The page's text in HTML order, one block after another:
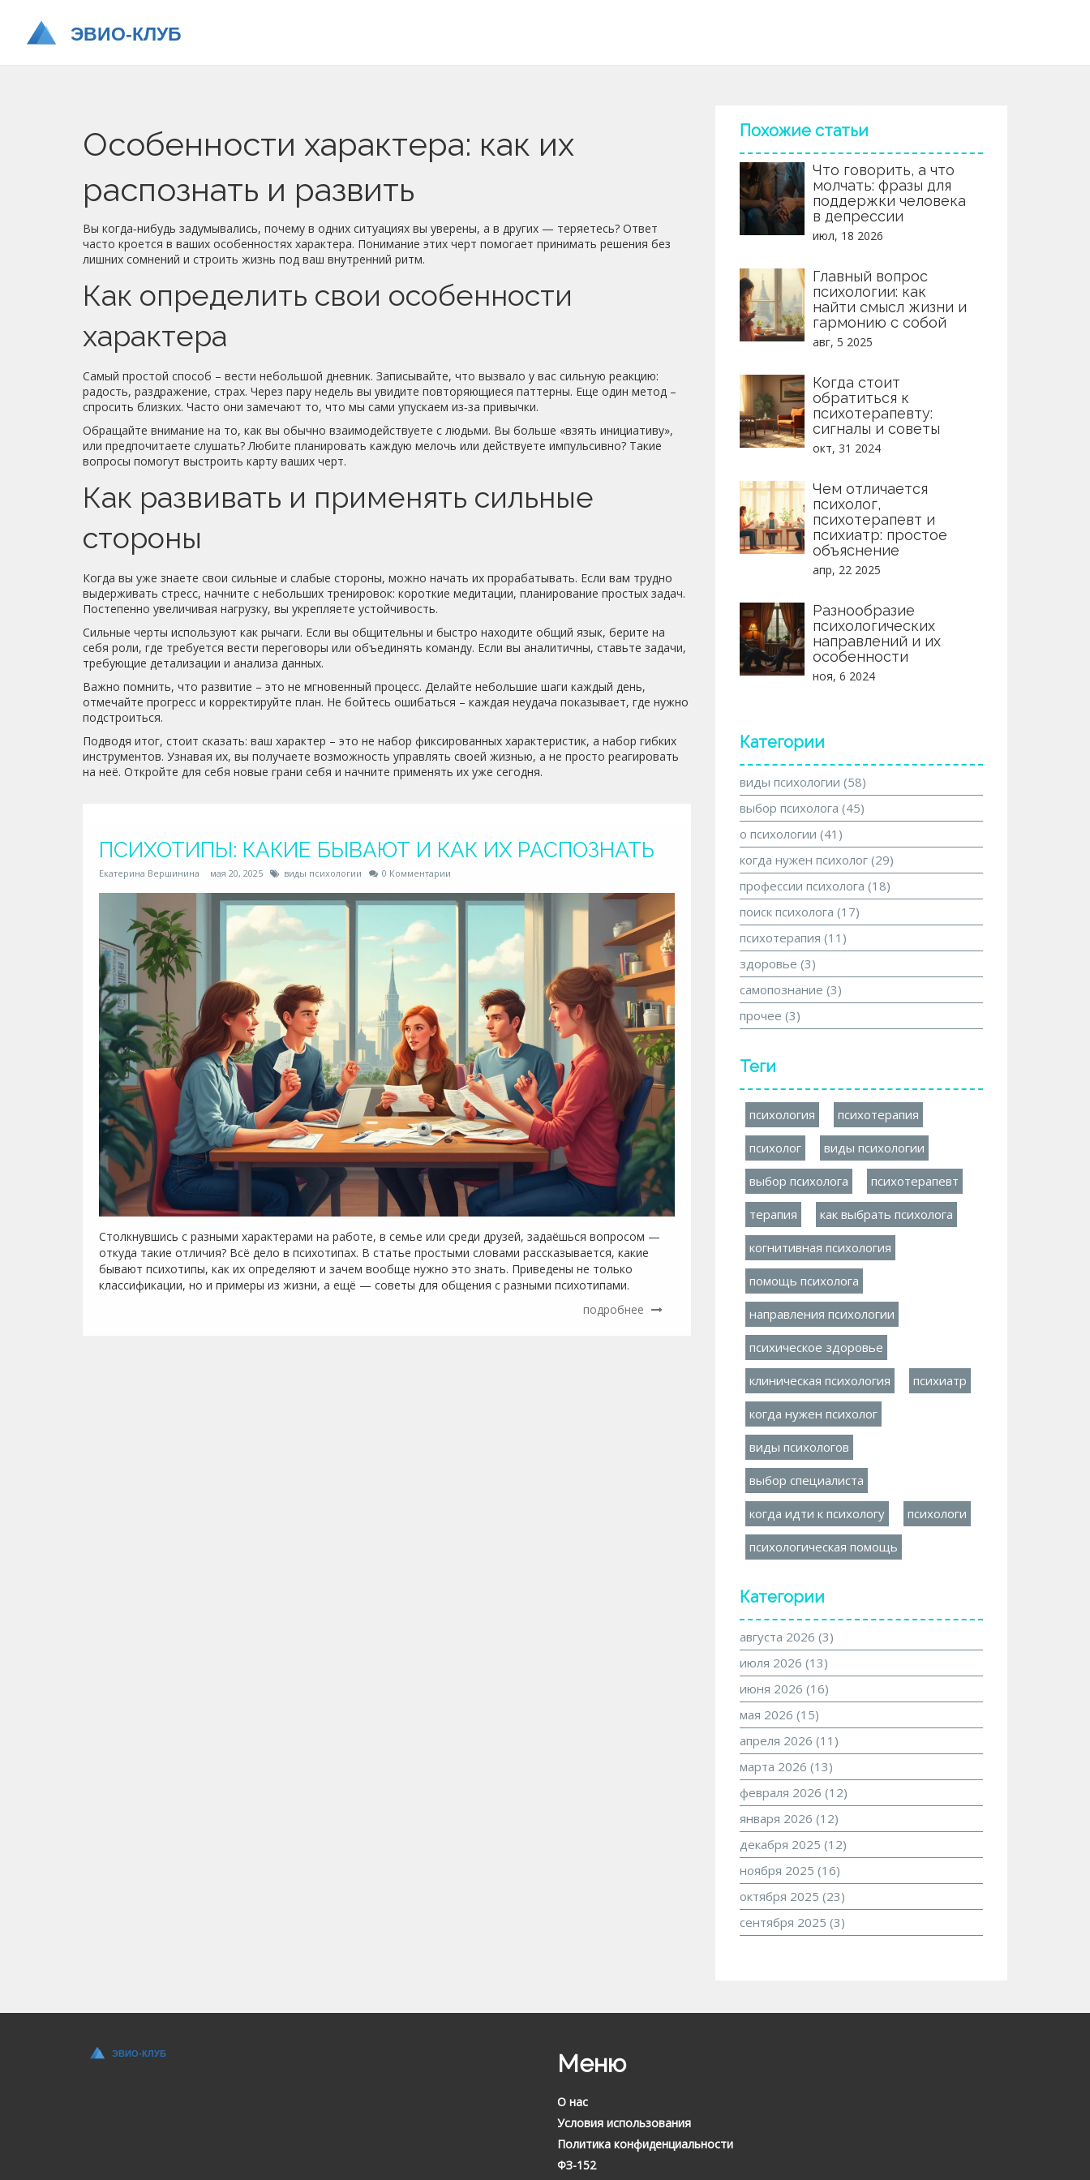
Особенности характера: как их
распознать и развить
Вы когда‑нибудь задумывались, почему в одних ситуациях вы уверены, а в других — теряетесь? Ответ
часто кроется в ваших особенностях характера. Понимание этих черт помогает принимать решения без
лишних сомнений и строить жизнь под ваш внутренний ритм.
Как определить свои особенности
характера
Самый простой способ – вести небольшой дневник. Записывайте, что вызвало у вас сильную реакцию:
радость, раздражение, страх. Через пару недель вы увидите повторяющиеся паттерны. Еще один метод –
спросить близких. Часто они замечают то, что мы сами упускаем из‑за привычки.
Обращайте внимание на то, как вы обычно взаимодействуете с людьми. Вы больше «взять инициативу»,
или предпочитаете слушать? Любите планировать каждую мелочь или действуете импульсивно? Такие
вопросы помогут выстроить карту ваших черт.
Как развивать и применять сильные
стороны
Когда вы уже знаете свои сильные и слабые стороны, можно начать их прорабатывать. Если вам трудно
выдерживать стресс, начните с небольших тренировок: короткие медитации, планирование простых задач.
Постепенно увеличивая нагрузку, вы укрепляете устойчивость.
Сильные черты используют как рычаги. Если вы общительны и быстро находите общий язык, берите на
себя роли, где требуется вести переговоры или объединять команду. Если вы аналитичны, ставьте задачи,
требующие детализации и анализа данных.
Важно помнить, что развитие – это не мгновенный процесс. Делайте небольшие шаги каждый день,
отмечайте прогресс и корректируйте план. Не бойтесь ошибаться – каждая неудача показывает, где нужно
подстроиться.
Подводя итог, стоит сказать: ваш характер – это не набор фиксированных характеристик, а набор гибких
инструментов. Узнавая их, вы получаете возможность управлять своей жизнью, а не просто реагировать
на неё. Откройте для себя новые грани себя и начните применять их уже сегодня.
ПСИХОТИПЫ: КАКИЕ БЫВАЮТ И КАК ИХ РАСПОЗНАТЬ
Екатерина Вершинина мая 20, 2025 виды психологии 0 Комментарии
Столкнувшись с разными характерами на работе, в семье или среди друзей, задаёшься вопросом —
откуда такие отличия? Всё дело в психотипах. В статье простыми словами рассказывается, какие
бывают психотипы, как их определяют и зачем вообще нужно это знать. Приведены не только
классификации, но и примеры из жизни, а ещё — советы для общения с разными психотипами.
подробнее
Похожие статьи
Что говорить, а что
молчать: фразы для
поддержки человека
в депрессии
июл, 18 2026
Главный вопрос
психологии: как
найти смысл жизни и
гармонию с собой
авг, 5 2025
Когда стоит
обратиться к
психотерапевту:
сигналы и советы
окт, 31 2024
Чем отличается
психолог,
психотерапевт и
психиатр: простое
объяснение
апр, 22 2025
Разнообразие
психологических
направлений и их
особенности
ноя, 6 2024
Категории
виды психологии (58)
выбор психолога (45)
о психологии (41)
когда нужен психолог (29)
профессии психолога (18)
поиск психолога (17)
психотерапия (11)
здоровье (3)
самопознание (3)
прочее (3)
Теги
психология психотерапия
психолог виды психологии
выбор психолога психотерапевт
терапия как выбрать психолога
когнитивная психология
помощь психолога
направления психологии
психическое здоровье
клиническая психология психиатр
когда нужен психолог
виды психологов
выбор специалиста
когда идти к психологу психологи
психологическая помощь
Категории
августа 2026 (3)
июля 2026 (13)
июня 2026 (16)
мая 2026 (15)
апреля 2026 (11)
марта 2026 (13)
февраля 2026 (12)
января 2026 (12)
декабря 2025 (12)
ноября 2025 (16)
октября 2025 (23)
сентября 2025 (3)
Меню
О нас
Условия использования
Политика конфиденциальности
ФЗ-152